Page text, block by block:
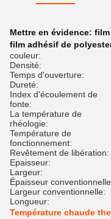
Mettre en évidence:
film adhésif de
couleur:
Densité:
Temps d'ouverture:
Dureté:
Index d'écoulement de
fonte:
La température de
rhéologie:
Température de
fonctionnement:
Revêtement de libération:
Epaisseur:
Largeur:
Épaisseur
Largeur conventionnelle:
Longueur:
Température chaude